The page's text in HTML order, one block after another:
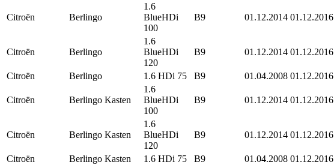
Citroën Berlingo
1.6
BlueHDi
100
B9 01.12.2014 01.12.2016
Citroën Berlingo
1.6
BlueHDi
120
B9 01.12.2014 01.12.2016
Citroën Berlingo 1.6 HDi 75 B9 01.04.2008 01.12.2016
Citroën Berlingo Kasten
1.6
BlueHDi
100
B9 01.12.2014 01.12.2016
Citroën Berlingo Kasten
1.6
BlueHDi
120
B9 01.12.2014 01.12.2016
Citroën Berlingo Kasten 1.6 HDi 75 B9 01.04.2008 01.12.2016